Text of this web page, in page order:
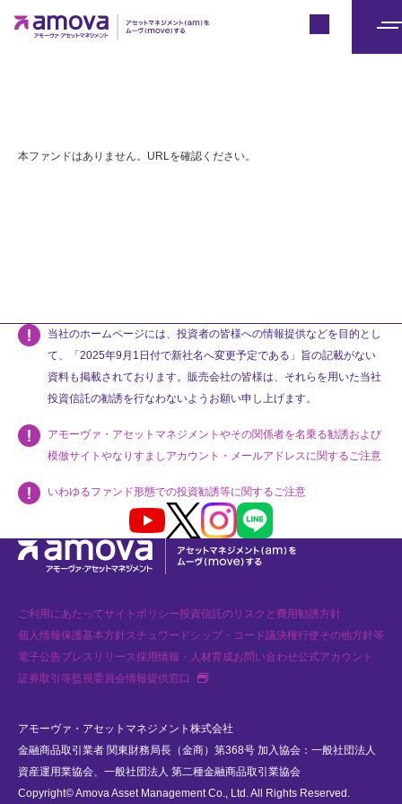
本ファンドはありません。URLを確認ください。
当社のホームページには、投資者の皆様への情報提供などを目的とし
て、「2025年9月1日付で新社名へ変更予定である」旨の記載がない
資料も掲載されております。販売会社の皆様は、それらを用いた当社
投資信託の勧誘を行なわないようお願い申し上げます。
アモーヴァ・アセットマネジメントやその関係者を名乗る勧誘および
模倣サイトやなりすましアカウント・メールアドレスに関するご注意
いわゆるファンド形態での投資勧誘等に関するご注意
Youtube X InstagramLINE
ご利用にあたってサイトポリシー投資信託のリスクと費用勧誘方針
個人情報保護基本方針スチュワードシップ・コード議決権行使その他方針等
電子公告プレスリリース採用情報・人材育成お問い合わせ公式アカウント
証券取引等監視委員会情報提供窓口
新規タブで開く
アモーヴァ・アセットマネジメント株式会社
金融商品取引業者 関東財務局長（金商）第368号 加入協会：一般社団法人
資産運用業協会、一般社団法人 第二種金融商品取引業協会
Copyright© Amova Asset Management Co., Ltd. All Rights Reserved.